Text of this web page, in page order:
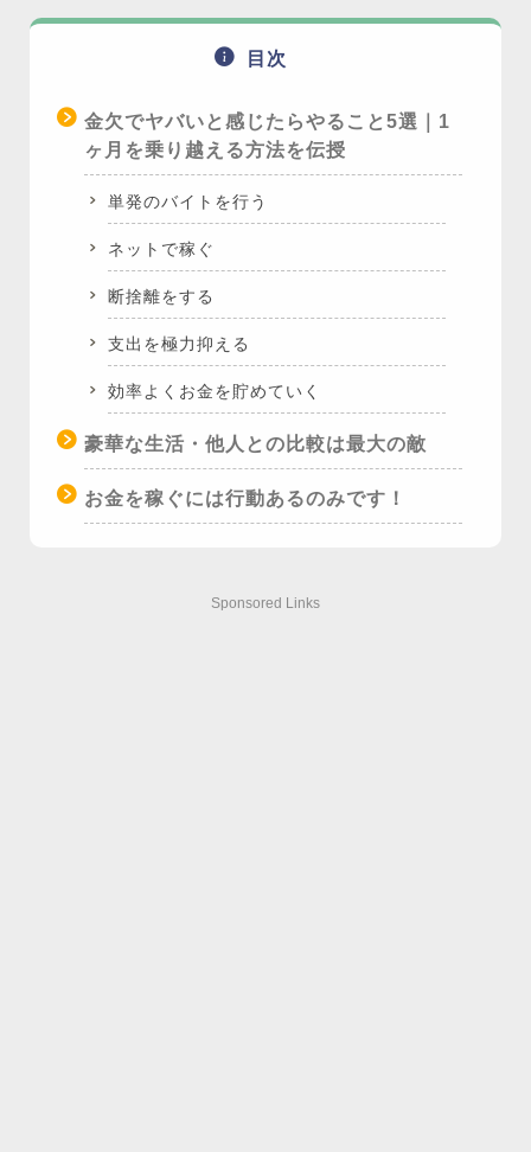
目次
金欠でヤバいと感じたらやること5選｜1
ヶ月を乗り越える方法を伝授
単発のバイトを行う
ネットで稼ぐ
断捨離をする
支出を極力抑える
効率よくお金を貯めていく
豪華な生活・他人との比較は最大の敵
お金を稼ぐには行動あるのみです！
Sponsored Links